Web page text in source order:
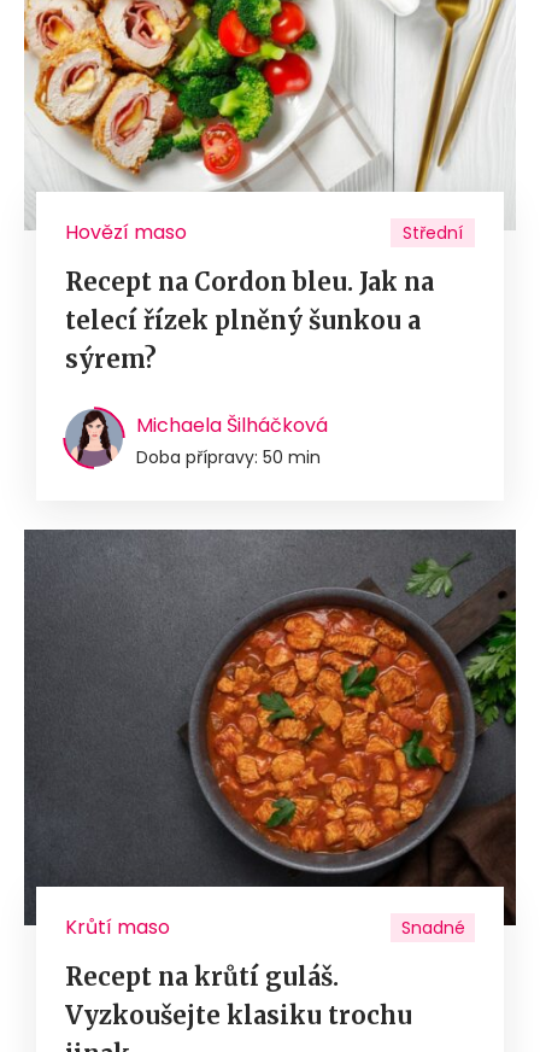
Hovězí maso Střední
Recept na Cordon bleu. Jak na
telecí řízek plněný šunkou a
sýrem?
Michaela Šilháčková
Doba přípravy: 50 min
Krůtí maso Snadné
Recept na krůtí guláš.
Vyzkoušejte klasiku trochu